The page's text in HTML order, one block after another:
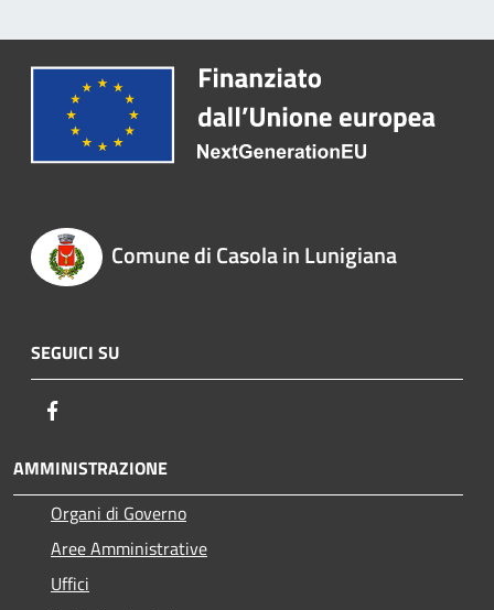
Comune di Casola in Lunigiana
SEGUICI SU
AMMINISTRAZIONE
Organi di Governo
Aree Amministrative
Uffici